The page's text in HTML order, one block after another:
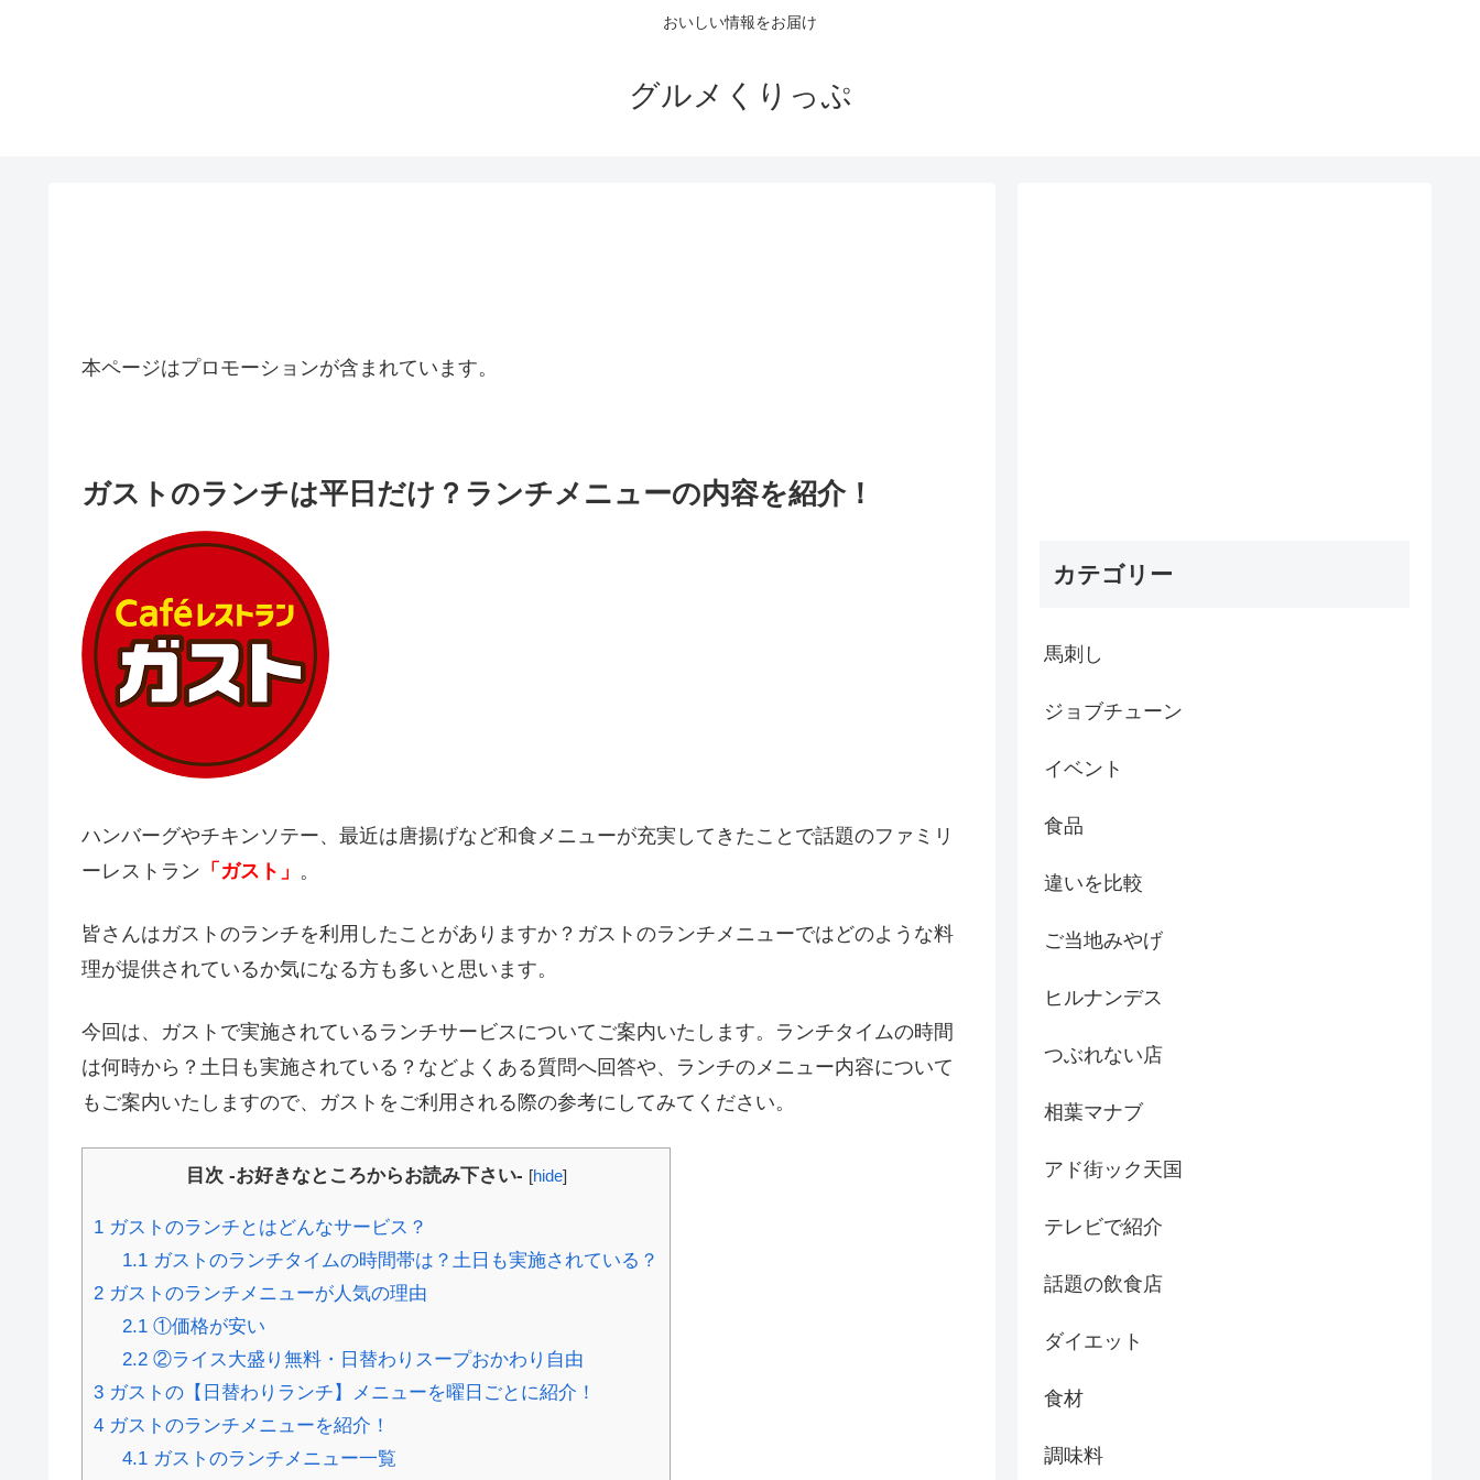
おいしい情報をお届け
グルメくりっぷ
本ページはプロモーションが含まれています。
ガストのランチは平日だけ？ランチメニューの内容を紹介！
ハンバーグやチキンソテー、最近は唐揚げなど和食メニューが充実してきたことで話題のファミリ
ーレストラン 「ガスト」 。
皆さんはガストのランチを利用したことがありますか？ガストのランチメニューではどのような料
理が提供されているか気になる方も多いと思います。
今回は、ガストで実施されているランチサービスについてご案内いたします。ランチタイムの時間
は何時から？土日も実施されている？などよくある質問へ回答や、ランチのメニュー内容について
もご案内いたしますので、ガストをご利用される際の参考にしてみてください。
目次 -お好きなところからお読み下さい- [hide]
1 ガストのランチとはどんなサービス？
1.1ガストのランチタイムの時間帯は？土日も実施されている？
2 ガストのランチメニューが人気の理由
2.1①価格が安い
2.2②ライス大盛り無料・日替わりスープおかわり自由
3 ガストの【日替わりランチ】メニューを曜日ごとに紹介！
4 ガストのランチメニューを紹介！
4.1ガストのランチメニュー一覧
カテゴリー
馬刺し
ジョブチューン
イベント
食品
違いを比較
ご当地みやげ
ヒルナンデス
つぶれない店
相葉マナブ
アド街ック天国
テレビで紹介
話題の飲食店
ダイエット
食材
調味料